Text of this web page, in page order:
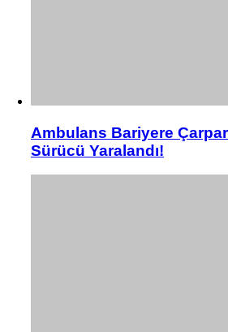
Ambulans Bariyere
Sürücü Yaralandı!